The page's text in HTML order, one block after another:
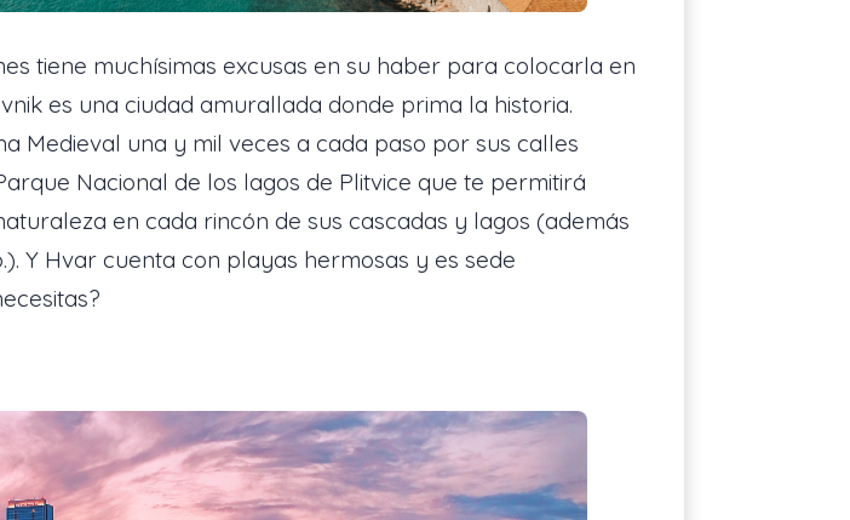
tiene muchísimas excusas en su haber para colocarla en
es una ciudad amurallada donde prima la historia.
Medieval una y mil veces a cada paso por sus calles
Nacional de los lagos de Plitvice que te permitirá
en cada rincón de sus cascadas y lagos (además
Y Hvar cuenta con playas hermosas y es sede